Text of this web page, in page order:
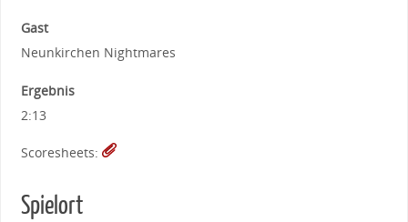
Gast
Neunkirchen Nightmares
Ergebnis
2:13
Scoresheets:
Spielort